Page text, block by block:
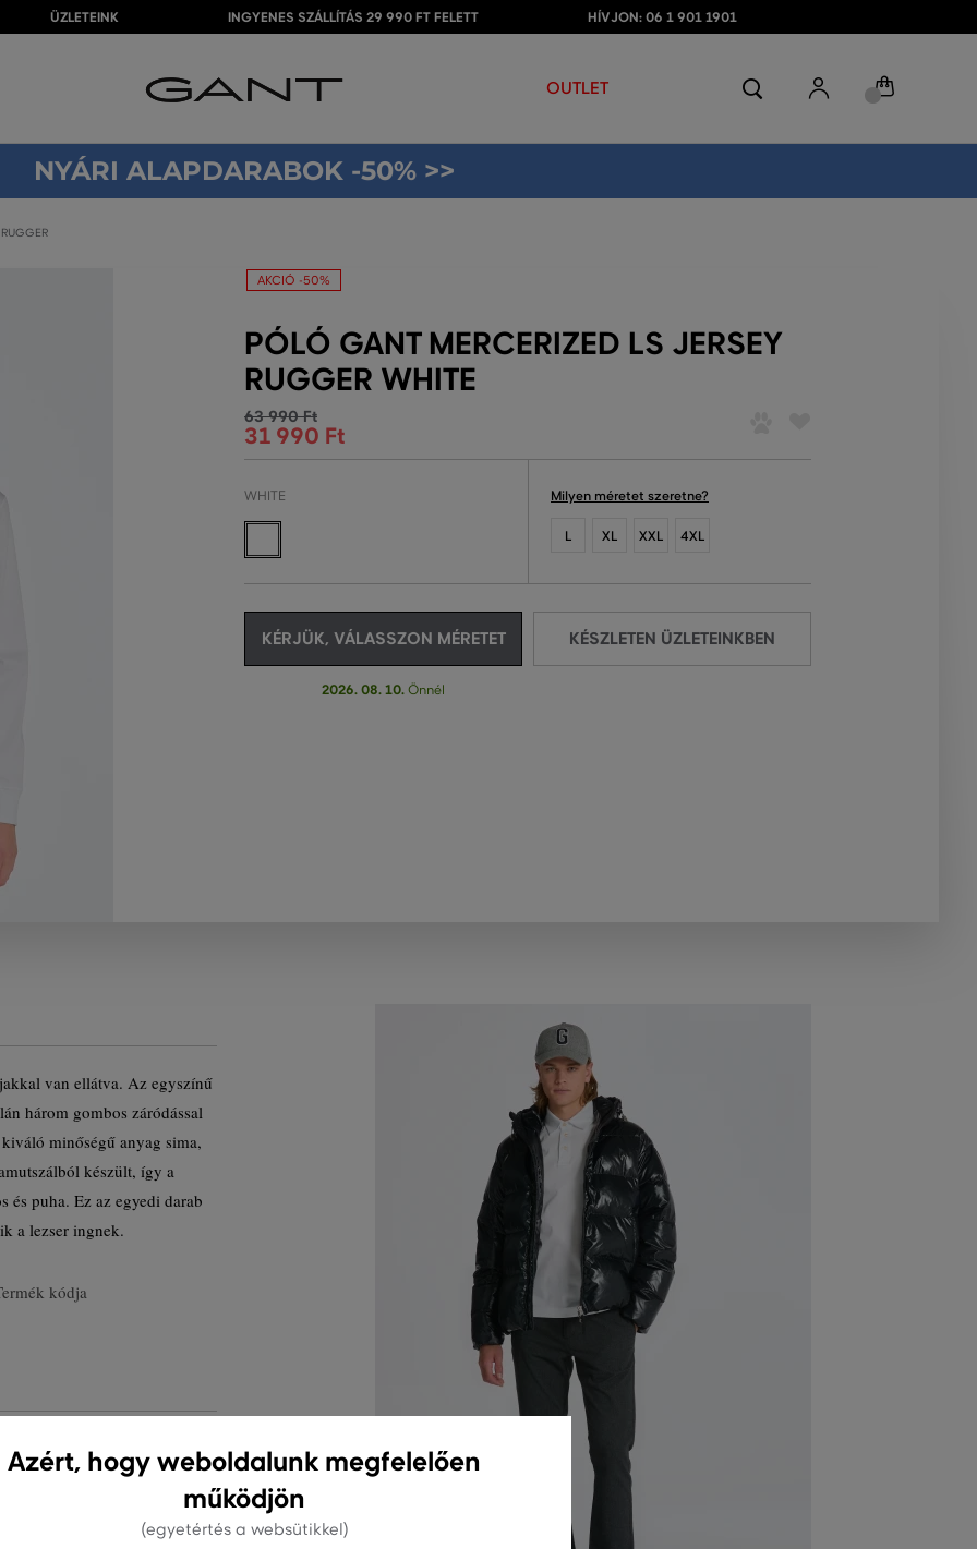
ÜZLETEINK INGYENES SZÁLLÍTÁS 29 990 FT FELETT HÍVJON: 06 1 901 1901
OUTLET
NYÁRI ALAPDARABOK -50% >>
AKCIÓ -50%
PÓLÓ GANT MERCERIZED LS JERSEY
RUGGER WHITE
63 990 Ft
31 990 Ft
WHITE Milyen méretet szeretne?
L XL XXL 4XL
KÉRJÜK, VÁLASSZON MÉRETET
2026. 08. 10. Önnél
KÉSZLETEN ÜZLETEINKBEN
van ellátva. Az egyszínű
három gombos záródással
minőségű anyag sima,
készült, így a
és puha. Ez az egyedi darab
a lezser ingnek.
kódja
Azért, hogy weboldalunk megfelelően
működjön
(egyetértés a websütikkel)